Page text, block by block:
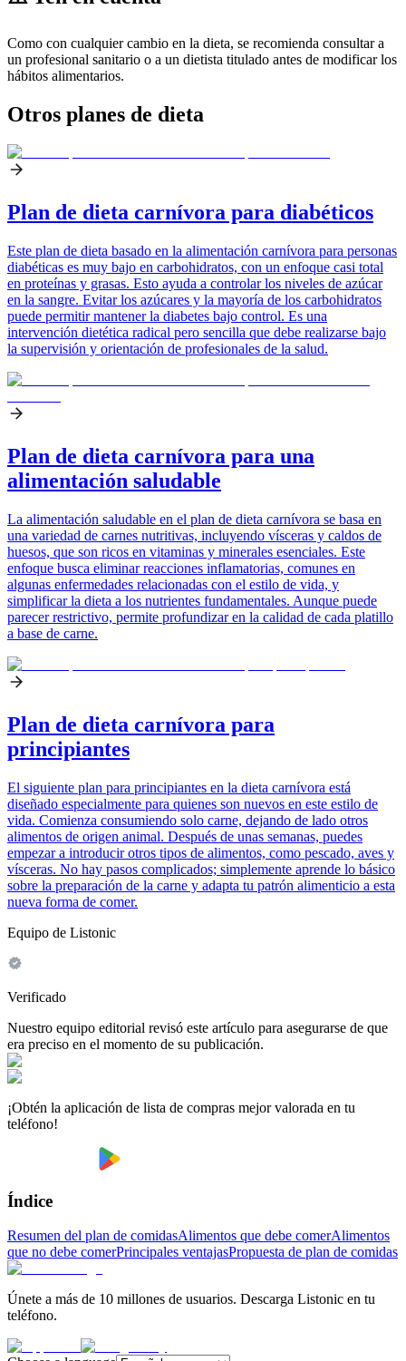
Como con cualquier cambio en la dieta, se recomienda consultar a
un profesional sanitario o a un dietista titulado antes de modificar los
hábitos alimentarios.
Otros planes de dieta
Plan de dieta carnívora para diabéticos
Este plan de dieta basado en la alimentación carnívora para personas
diabéticas es muy bajo en carbohidratos, con un enfoque casi total
en proteínas y grasas. Esto ayuda a controlar los niveles de azúcar
en la sangre. Evitar los azúcares y la mayoría de los carbohidratos
puede permitir mantener la diabetes bajo control. Es una
intervención dietética radical pero sencilla que debe realizarse bajo
la supervisión y orientación de profesionales de la salud.
Plan de dieta carnívora para una
alimentación saludable
La alimentación saludable en el plan de dieta carnívora se basa en
una variedad de carnes nutritivas, incluyendo vísceras y caldos de
huesos, que son ricos en vitaminas y minerales esenciales. Este
enfoque busca eliminar reacciones inflamatorias, comunes en
algunas enfermedades relacionadas con el estilo de vida, y
simplificar la dieta a los nutrientes fundamentales. Aunque puede
parecer restrictivo, permite profundizar en la calidad de cada platillo
a base de carne.
Plan de dieta carnívora para
principiantes
El siguiente plan para principiantes en la dieta carnívora está
diseñado especialmente para quienes son nuevos en este estilo de
vida. Comienza consumiendo solo carne, dejando de lado otros
alimentos de origen animal. Después de unas semanas, puedes
empezar a introducir otros tipos de alimentos, como pescado, aves y
vísceras. No hay pasos complicados; simplemente aprende lo básico
sobre la preparación de la carne y adapta tu patrón alimenticio a esta
nueva forma de comer.
Equipo de Listonic
Verificado
Nuestro equipo editorial revisó este artículo para asegurarse de que
era preciso en el momento de su publicación.
¡Obtén la aplicación de lista de compras mejor valorada en tu
teléfono!
Índice
Resumen del plan de comidasAlimentos que debe comerAlimentos
que no debe comerPrincipales ventajasPropuesta de plan de comidas
Únete a más de 10 millones de usuarios. Descarga Listonic en tu
teléfono.